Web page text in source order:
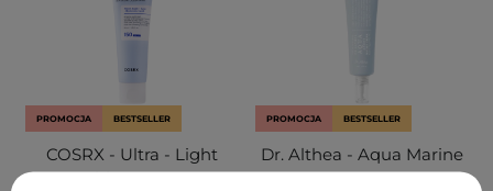
PROMOCJA BESTSELLER
COSRX - Ultra - Light
Invisible Sunscreen
PROMOCJA BESTSELLER
Dr. Althea - Aqua Marine
Watery Cream -